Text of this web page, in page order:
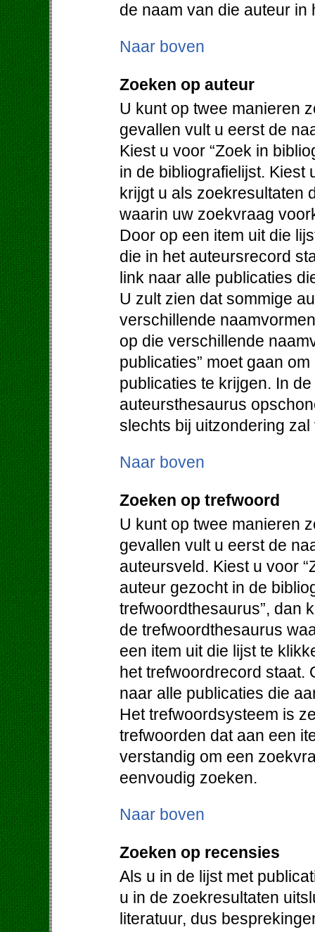
de naam van die auteur in
Naar boven
Zoeken op auteur
U kunt op twee manieren
gevallen vult u eerst de
Kiest u voor “Zoek in
in de bibliografielijst. Kiest
krijgt u als zoekresultaten
waarin uw zoekvraag
Door op een item uit die
die in het auteursrecord
link naar alle publicaties
U zult zien dat sommige
verschillende
op die verschillende
publicaties” moet gaan
publicaties te krijgen. In
auteursthesaurus
slechts bij uitzondering
Naar boven
Zoeken op trefwoord
U kunt op twee manieren
gevallen vult u eerst de
auteursveld. Kiest u voor
auteur gezocht in de
trefwoordthesaurus”, dan
de trefwoordthesaurus
een item uit die lijst te
het trefwoordrecord staat.
naar alle publicaties die
Het trefwoordsysteem is
trefwoorden dat aan een
verstandig om een
eenvoudig zoeken.
Naar boven
Zoeken op recensies
Als u in de lijst met
u in de zoekresultaten
literatuur, dus